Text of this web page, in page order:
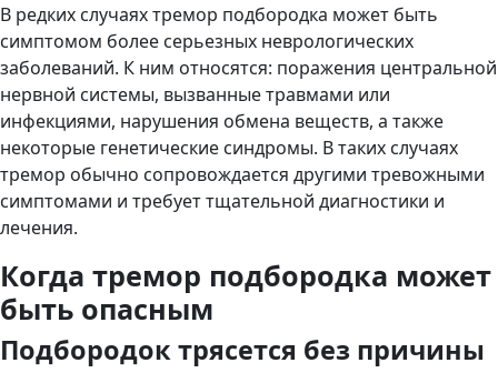
В редких случаях тремор подбородка может быть
симптомом более серьезных неврологических
заболеваний. К ним относятся: поражения центральной
нервной системы, вызванные травмами или
инфекциями, нарушения обмена веществ, а также
некоторые генетические синдромы. В таких случаях
тремор обычно сопровождается другими тревожными
симптомами и требует тщательной диагностики и
лечения.
Когда тремор подбородка может
быть опасным
Подбородок трясется без причины